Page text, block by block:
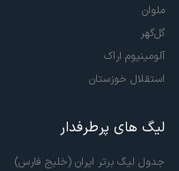
ملوان
گل‌گهر
آلومینیوم اراک
استقلال خوزستان
لیگ های پرطرفدار
جدول لیگ برتر ایران (خلیج فارس)